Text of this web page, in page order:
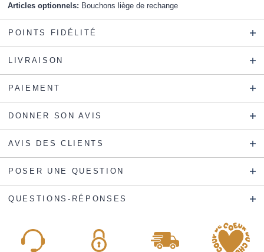
Articles optionnels: Bouchons liège de rechange
POINTS FIDÉLITÉ
LIVRAISON
PAIEMENT
DONNER SON AVIS
AVIS DES CLIENTS
POSER UNE QUESTION
QUESTIONS-RÉPONSES